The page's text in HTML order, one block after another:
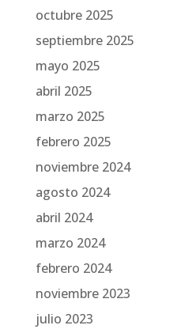
octubre 2025
septiembre 2025
mayo 2025
abril 2025
marzo 2025
febrero 2025
noviembre 2024
agosto 2024
abril 2024
marzo 2024
febrero 2024
noviembre 2023
julio 2023